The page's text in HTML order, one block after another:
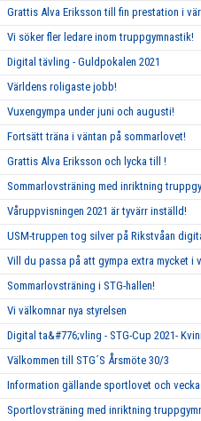
Grattis Alva Eriksson till fin prestation i
Vi söker fler ledare inom truppgymnastik!
Digital tävling - Guldpokalen 2021
Världens roligaste jobb!
Vuxengympa under juni och augusti!
Fortsätt träna i väntan på sommarlovet!
Grattis Alva Eriksson och lycka till !
Sommarlovsträning med inriktning
Våruppvisningen 2021 är tyvärr inställd!
USM-truppen tog silver på Rikstvåan
Vill du passa på att gympa extra mycket i
Sommarlovsträning i STG-hallen!
Vi välkomnar nya styrelsen
Digital ta&#776;vling - STG-Cup 2021-
Välkommen till STG´S Årsmöte 30/3
Information gällande sportlovet och
Sportlovsträning med inriktning